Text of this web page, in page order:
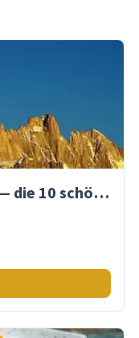
Peru Sehenswürdigkeiten — die 10 schönsten Orte